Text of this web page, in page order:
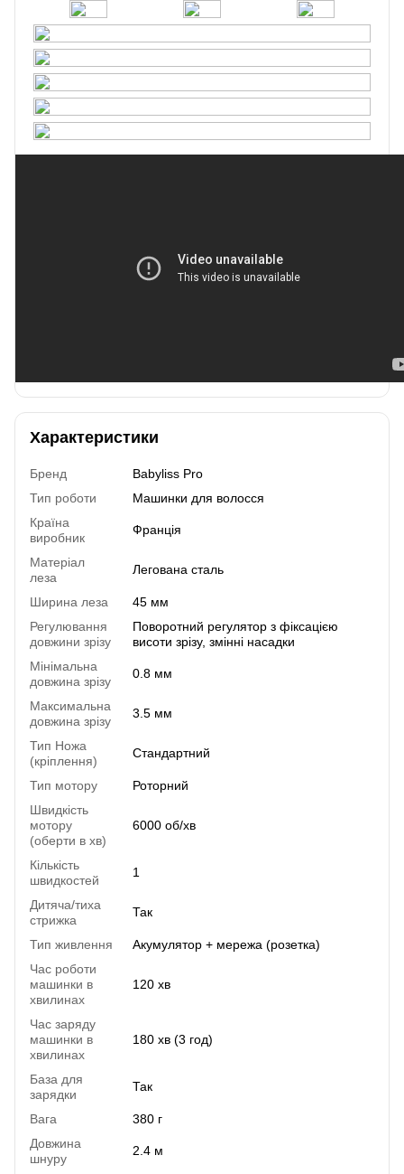
Характеристики
Бренд
Babyliss Pro
Тип роботи
Машинки для волосся
Країна
виробник
Франція
Матеріал
леза
Легована сталь
Ширина леза
45 мм
Регулювання
довжини зрізу
Поворотний регулятор з фіксацією
висоти зрізу, змінні насадки
Мінімальна
довжина зрізу
0.8 мм
Максимальна
довжина зрізу
3.5 мм
Тип Ножа
(кріплення)
Стандартний
Тип мотору
Роторний
Швидкість
мотору
(оберти в хв)
6000 об/хв
Кількість
швидкостей
1
Дитяча/тиха
стрижка
Так
Тип живлення
Акумулятор + мережа (розетка)
Час роботи
машинки в
хвилинах
120 хв
Час заряду
машинки в
хвилинах
180 хв (3 год)
База для
зарядки
Так
Вага
380 г
Довжина
шнуру
2.4 м